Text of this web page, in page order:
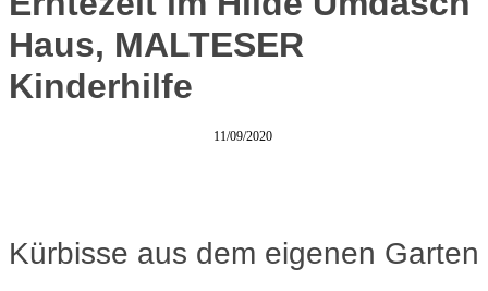
Haus, MALTESER
Kinderhilfe
11/09/2020
Kürbisse aus dem eigenen Garten